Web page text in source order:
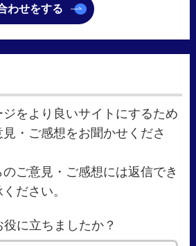
わせをする
をより良いサイトにするため
・ご感想をお聞かせくださ
ご意見・ご感想には返信でき
ださい。
に立ちましたか？